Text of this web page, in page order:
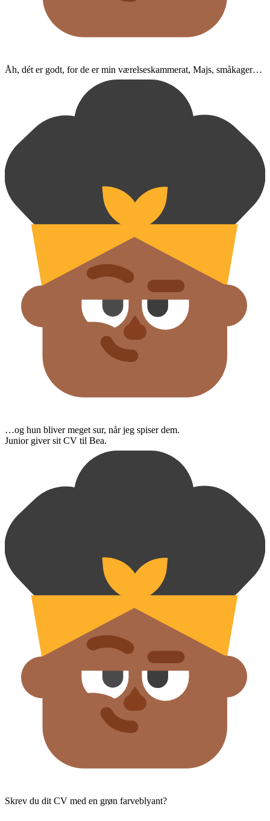
Åh, dét er godt, for de er min værelseskammerat, Majs, småkager…
…og hun bliver meget sur, når jeg spiser dem.
Junior giver sit CV til Bea.
Skrev du dit CV med en grøn farveblyant?